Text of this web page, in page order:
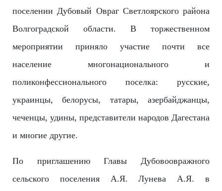
поселении Дубовый Овраг Светлоярского района
Волгоградской области. В торжественном
мероприятии приняло участие почти все
население многонационального и
поликонфессионального поселка: русские,
украинцы, белорусы, татары, азербайджанцы,
чеченцы, удины, представители народов Дагестана
и многие другие.
По приглашению Главы Дубовоовражного
сельского поселения А.Я. Лунева А.Я. в